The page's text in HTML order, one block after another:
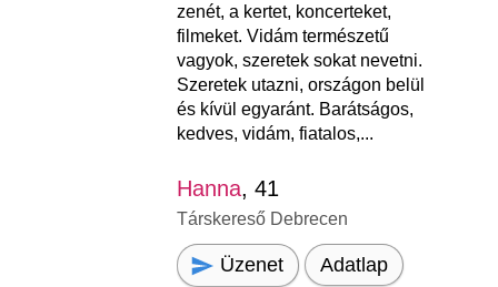
zenét, a kertet, koncerteket,
filmeket. Vidám természetű
vagyok, szeretek sokat nevetni.
Szeretek utazni, országon belül
és kívül egyaránt. Barátságos,
kedves, vidám, fiatalos,...
Hanna, 41
Társkereső Debrecen
Üzenet Adatlap